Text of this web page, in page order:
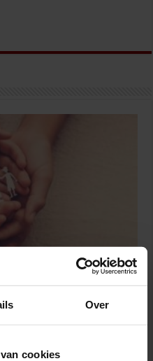
Over
cookies
betere hulp en